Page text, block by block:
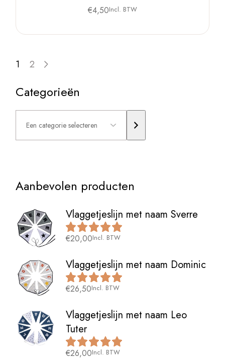
€4,50Incl. BTW
1 2
Categorieën
Een
categorie
selecteren
Aanbevolen producten
Vlaggetjeslijn met naam Sverre
€20,00Incl. BTW
Vlaggetjeslijn met naam Dominic
€26,50Incl. BTW
Vlaggetjeslijn met naam Leo
Tuter
€26,00Incl. BTW